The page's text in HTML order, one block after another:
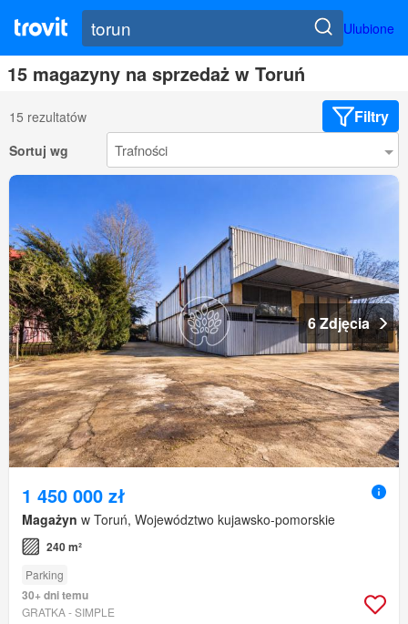
Ulubione
15 magazyny na sprzedaż w Toruń
15 rezultatów Filtry
Sortuj wg
6 Zdjęcia
1 450 000 zł
Magażyn w Toruń, Województwo kujawsko-pomorskie
240 m²
Parking
30+ dni temu
GRATKA - SIMPLE